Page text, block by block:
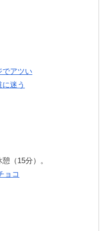
でアツい
迷う
（15分）。
ョコ